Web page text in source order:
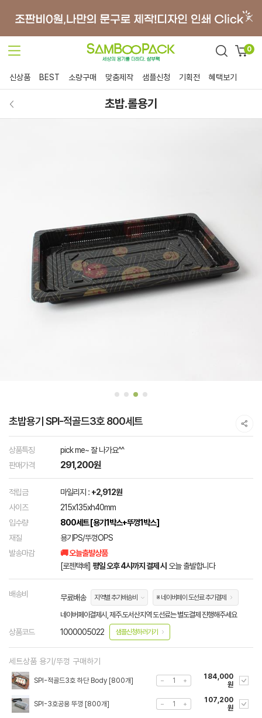
0
신상품 BEST 소량구매 맞춤제작 샘플신청 기획전 혜택보기
초밥.롤용기
초밥용기 SPI-적골드3호 800세트
상품특징
pick me~ 잘 나가요^^
판매가격
291,200원
적립금 마일리지 : +2,912원
사이즈
215x135xh40mm
입수량
800세트 [용기1박스+뚜껑1박스]
재질
용기PS/뚜껑OPS
발송마감
🚚 오늘출발상품
[로젠택배] 평일 오후 4시까지 결제 시 오늘 출발합니다
배송비 무료배송 지역별 추가배송비 ※ 네이버페이 도선료 추가결제
네이버페이결제시, 제주.도서산지역 도선료는 별도결제 진행해주세요
상품코드 1000005022 샘플신청하러가기
세트상품 용기/뚜껑 구매하기
SPI-적골드3호 하단 Body [800개]
184,000
원
SPI-3호공용 뚜껑 [800개]
107,200
원